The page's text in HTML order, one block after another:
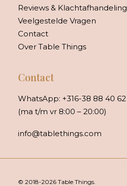
Reviews & Klachtafhandeling
Veelgestelde Vragen
Contact
Over Table Things
Contact
WhatsApp: +316-38 88 40 62
(ma t/m vr 8:00 – 20:00)
info@tablethings.com
© 2018-2026 Table Things.